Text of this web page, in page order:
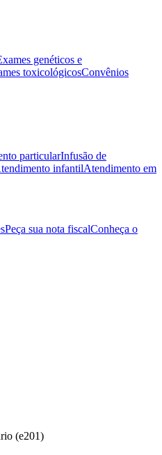
genéticos e
toxicológicosConvênios
particularInfusão de
infantilAtendimento em
Peça sua nota fiscalConheça o
(e201)